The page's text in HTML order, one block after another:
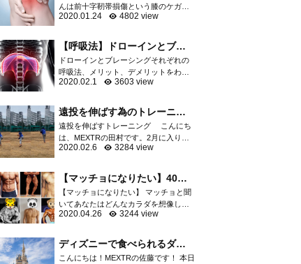
んは前十字靭帯損傷という膝のケガを
ご存知ですか？ 膝関節のケガは頻度の
軟骨など膝関節を構成する重要な組織
が損傷し、スポーツ...
2020.01.24 4802 view
【呼吸法】ドローインとブレ
ーシングはどっちがいい
の？？
ドローインとブレーシングそれぞれの
呼吸法、メリット、デメリットをわか
りやすくご紹介 呼吸の方法としてよく
グ」運動指導者の中でも二極化して...
2020.02.1 3603 view
遠投を伸ばす為のトレーニン
グ
遠投を伸ばすトレーニング こんにち
は、MEXTRの田村です。2月に入りプ
ロ野球はキャンプインしましたね。選
今年も始まったなと感じてます。 突然
ですが、野球の...
2020.02.6 3284 view
【マッチョになりたい】40代
からでも遅くないマッチョに
なる方法
【マッチョになりたい】 マッチョと聞
いてあなたはどんなカラダを想像しま
すか？ 細マッチョ？マッチョ？ゴリマ
ようなゴリマッチョを想像するでしょ
う。 そしてトレ...
2020.04.26 3244 view
ディズニーで食べられるダイ
エット飯をご紹介！！
こんにちは！MEXTRの佐藤です！ 本日